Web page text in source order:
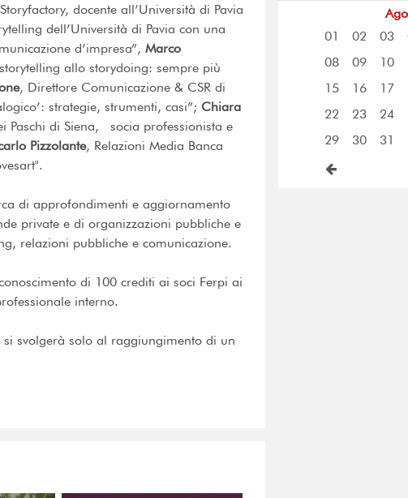
docente all’Università di Pavia
dell’Università di Pavia con una
d’impresa”, Marco
allo storydoing: sempre più
, Direttore Comunicazione & CSR di
strategie, strumenti, casi”; Chiara
Paschi di Siena, socia professionista e
Pizzolante, Relazioni Media Banca
di approfondimenti e aggiornamento
private e di organizzazioni pubbliche e
relazioni pubbliche e comunicazione.
di 100 crediti ai soci Ferpi ai
interno.
svolgerà solo al raggiungimento di un
01
02 03
08
09 10
15
16 17
22
23 24
29
30 31